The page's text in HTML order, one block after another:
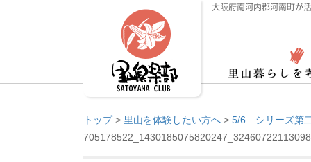
大阪府南河内郡河南町が
トップ> 里山を体験したい方へ > 5/6 シリーズ第